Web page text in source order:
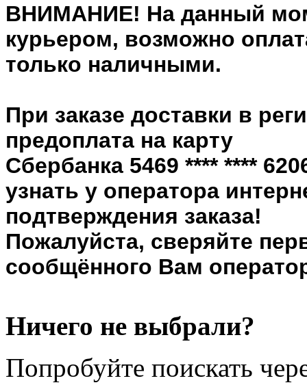
ВНИМАНИЕ! На данный
курьером, возможно
только наличными.
При заказе доставки в
предоплата на карту
Сбербанка 5469 **** ****
узнать у оператора
подтверждения заказа!
Пожалуйста, сверяйте
сообщённого Вам
Ничего не выбрали?
Попробуйте поискать